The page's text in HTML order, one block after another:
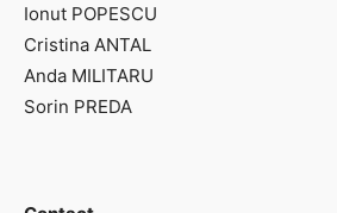
Ionut POPESCU
Cristina ANTAL
Anda MILITARU
Sorin PREDA